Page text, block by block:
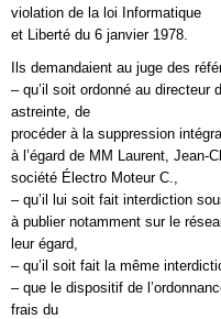
violation de la loi Informatique
et Liberté du 6 janvier 1978.
Ils demandaient au juge des
– qu’il soit ordonné au directeur
astreinte, de
procéder à la suppression
à l’égard de MM Laurent, Jean-
société Électro Moteur C.,
– qu’il lui soit fait interdiction
à publier notamment sur le
leur égard,
– qu’il soit fait la même
– que le dispositif de
frais du